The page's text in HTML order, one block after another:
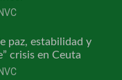
paz, estabilidad y
crisis en Ceuta